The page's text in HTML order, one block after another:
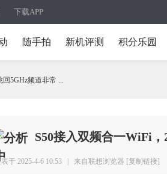
下载APP
随手拍 新机评测 积分乐园
5GHz频道非常 ...
S50接入双频合一WiFi
于 2025-4-6 10:53 | 来自联想浏览器 [复制链接]